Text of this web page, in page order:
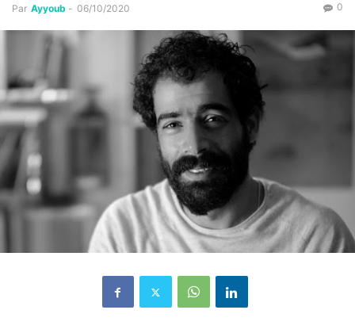
Par Ayyoub - 06/10/2020 0